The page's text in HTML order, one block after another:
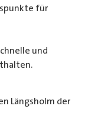
für
und
Längsholm der